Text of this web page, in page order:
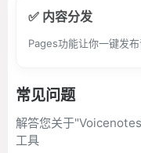
✅ 内容分发
Pages功能让你一键发
常见问题
解答您关于
工具